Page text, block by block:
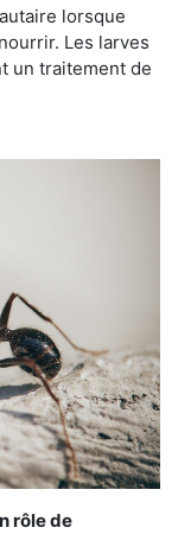
lorsque
Les larves
un traitement de
rôle de